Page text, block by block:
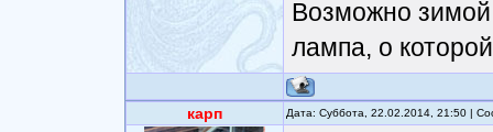
Возможно
лампа, о
карп Дата: Суббота, 22.02.2014, 21:50 |